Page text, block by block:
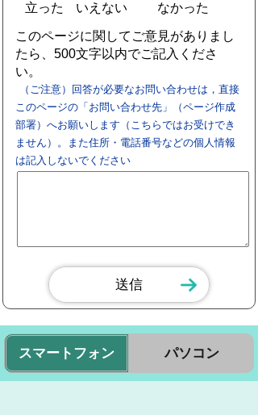
立った
いえない
なかった
このページに関してご意見がありまし
たら、500文字以内でご記入くださ
い。
（ご注意）回答が必要なお問い合わせは，直接
このページの「お問い合わせ先」（ページ作成
部署）へお願いします（こちらではお受けでき
ません）。また住所・電話番号などの個人情報
は記入しないでください
スマートフォン パソコン